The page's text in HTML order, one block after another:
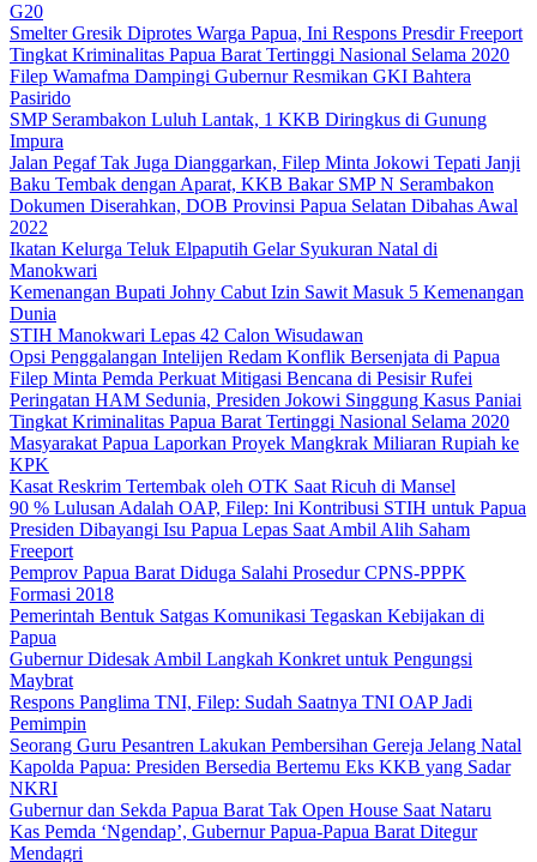
G20
Smelter Gresik Diprotes Warga Papua, Ini Respons Presdir Freeport
Tingkat Kriminalitas Papua Barat Tertinggi Nasional Selama 2020
Filep Wamafma Dampingi Gubernur Resmikan GKI Bahtera
Pasirido
SMP Serambakon Luluh Lantak, 1 KKB Diringkus di Gunung
Impura
Jalan Pegaf Tak Juga Dianggarkan, Filep Minta Jokowi Tepati Janji
Baku Tembak dengan Aparat, KKB Bakar SMP N Serambakon
Dokumen Diserahkan, DOB Provinsi Papua Selatan Dibahas Awal
2022
Ikatan Kelurga Teluk Elpaputih Gelar Syukuran Natal di
Manokwari
Kemenangan Bupati Johny Cabut Izin Sawit Masuk 5 Kemenangan
Dunia
STIH Manokwari Lepas 42 Calon Wisudawan
Opsi Penggalangan Intelijen Redam Konflik Bersenjata di Papua
Filep Minta Pemda Perkuat Mitigasi Bencana di Pesisir Rufei
Peringatan HAM Sedunia, Presiden Jokowi Singgung Kasus Paniai
Tingkat Kriminalitas Papua Barat Tertinggi Nasional Selama 2020
Masyarakat Papua Laporkan Proyek Mangkrak Miliaran Rupiah ke
KPK
Kasat Reskrim Tertembak oleh OTK Saat Ricuh di Mansel
90 % Lulusan Adalah OAP, Filep: Ini Kontribusi STIH untuk Papua
Presiden Dibayangi Isu Papua Lepas Saat Ambil Alih Saham
Freeport
Pemprov Papua Barat Diduga Salahi Prosedur CPNS-PPPK
Formasi 2018
Pemerintah Bentuk Satgas Komunikasi Tegaskan Kebijakan di
Papua
Gubernur Didesak Ambil Langkah Konkret untuk Pengungsi
Maybrat
Respons Panglima TNI, Filep: Sudah Saatnya TNI OAP Jadi
Pemimpin
Seorang Guru Pesantren Lakukan Pembersihan Gereja Jelang Natal
Kapolda Papua: Presiden Bersedia Bertemu Eks KKB yang Sadar
NKRI
Gubernur dan Sekda Papua Barat Tak Open House Saat Nataru
Kas Pemda ‘Ngendap’, Gubernur Papua-Papua Barat Ditegur
Mendagri